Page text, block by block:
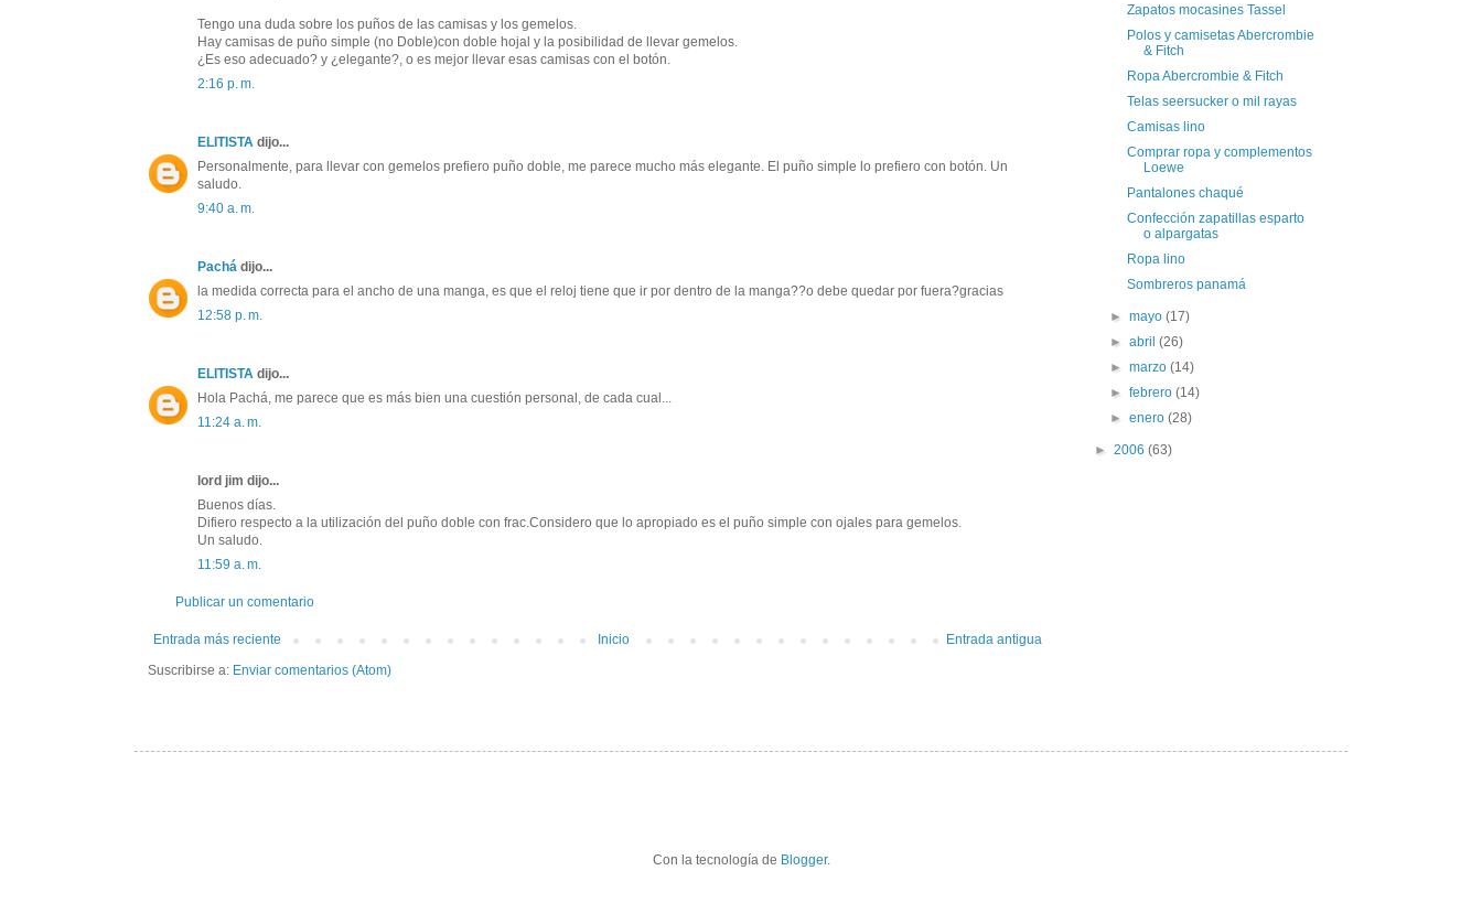
Tengo una duda sobre los puños de las camisas y los gemelos.
Hay camisas de puño simple (no Doble)con doble hojal y la posibilidad de llevar gemelos.
¿Es eso adecuado? y ¿elegante?, o es mejor llevar esas camisas con el botón.
2:16 p. m.
ELITISTA dijo...
Personalmente, para llevar con gemelos prefiero puño doble, me parece mucho más elegante. El puño simple lo prefiero con botón. Un
saludo.
9:40 a. m.
Pachá dijo...
la medida correcta para el ancho de una manga, es que el reloj tiene que ir por dentro de la manga??o debe quedar por fuera?gracias
12:58 p. m.
ELITISTA dijo...
Hola Pachá, me parece que es más bien una cuestión personal, de cada cual...
11:24 a. m.
lord jim dijo...
Buenos días.
Difiero respecto a la utilización del puño doble con frac.Considero que lo apropiado es el puño simple con ojales para gemelos.
Un saludo.
11:59 a. m.
Publicar un comentario
Entrada más reciente Entrada antigua
Inicio
Suscribirse a: Enviar comentarios (Atom)
Zapatos mocasines Tassel
Polos y camisetas Abercrombie
& Fitch
Ropa Abercrombie & Fitch
Telas seersucker o mil rayas
Camisas lino
Comprar ropa y complementos
Loewe
Pantalones chaqué
Confección zapatillas esparto
o alpargatas
Ropa lino
Sombreros panamá
►mayo(17)
►abril(26)
►marzo(14)
►febrero(14)
►enero(28)
► 2006 (63)
Con la tecnología de Blogger.